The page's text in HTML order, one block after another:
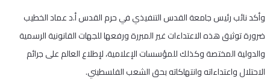
وأكد نائب رئيس جامعة القدس التنفيذي في حرم القدس أ.د عماد الخطيب
ضرورة توثيق هذه الاعتداءات غير المبررة ورفعها للجهات القانونية الرسمية
والدولية المختصة وكذلك للمؤسسات الإعلامية، لإطلاع العالم على جرائم
الاحتلال واعتداءاته وانتهاكاته بحق الشعب الفلسطيني.